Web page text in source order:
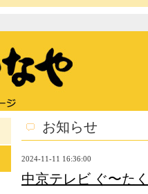
お知らせ
2024-11-11 16:36:00
中京テレビ ぐ〜た